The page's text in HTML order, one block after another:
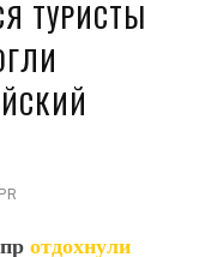
ТУРИСТЫ
отдохнули